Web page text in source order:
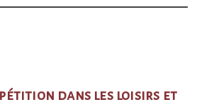
dans les loisirs et